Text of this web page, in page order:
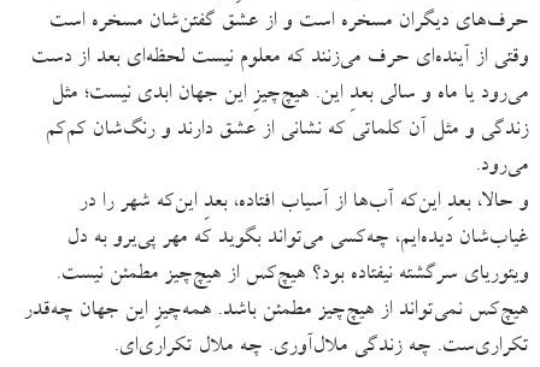
حرف‌های دیگران مسخره است و از عشق گفتن‌شان مسخره است
وقتی از آینده‌ای حرف می‌زنند که معلوم نیست لحظه‌ای بعد از دست
می‌رود یا ماه و سالی بعدِ این. هیچ‌چیزِ این جهان ابدی نیست؛ مثل
زندگی و مثل آن کلماتی که نشانی از عشق دارند و رنگ‌شان کم‌کم
می‌رود.
و حالا، بعدِ این‌که آب‌ها از آسیاب افتاده، بعدِ این‌که شهر را در
غیاب‌شان دیده‌ایم، چه‌کسی می‌تواند بگوید که مهر پی‌یرو به دل
ویتوریای سرگشته نیفتاده بود؟ هیچ‌کس از هیچ‌چیز مطمئن نیست.
هیچ‌کس نمی‌تواند از هیچ‌چیز مطمئن باشد. همه‌چیزِ این جهان چه‌قدر
تکراری‌ست. چه زندگی ملال‌آوری. چه ملال تکراری‌ای.